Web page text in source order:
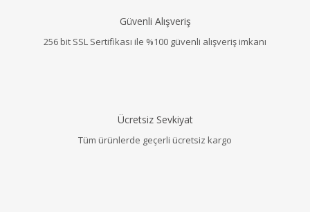
Güvenli Alışveriş
256 bit SSL Sertifikası ile %100 güvenli alışveriş imkanı
Ücretsiz Sevkiyat
Tüm ürünlerde geçerli ücretsiz kargo